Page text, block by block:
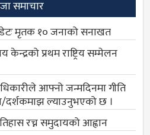
समाचार
मृतक १० जनाको सनाखत
प्रथम राष्ट्रिय सम्मेलन
आफ्नो जन्मदिनमा गीति
दर्शकमाझ ल्याउनुभएको छ ।
रच्न समुदायको आह्वान